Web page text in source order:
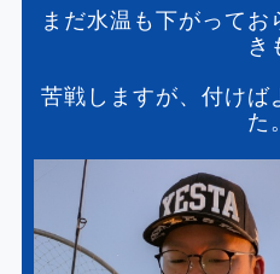
まだ水温も下がって
き
苦戦しますが、付けば
た。